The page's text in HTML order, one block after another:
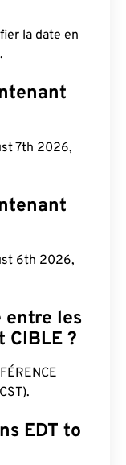
la date en
7th 2026,
6th 2026,
entre les
CIBLE ?
EDT to